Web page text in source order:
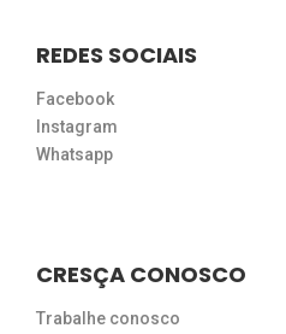
REDES SOCIAIS
Facebook
Instagram
Whatsapp
CRESÇA CONOSCO
Trabalhe conosco